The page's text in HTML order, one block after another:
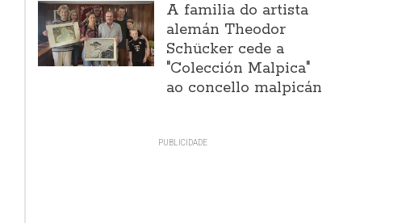
A familia do artista
alemán Theodor
Schücker cede a
"Colección Malpica"
ao concello malpicán